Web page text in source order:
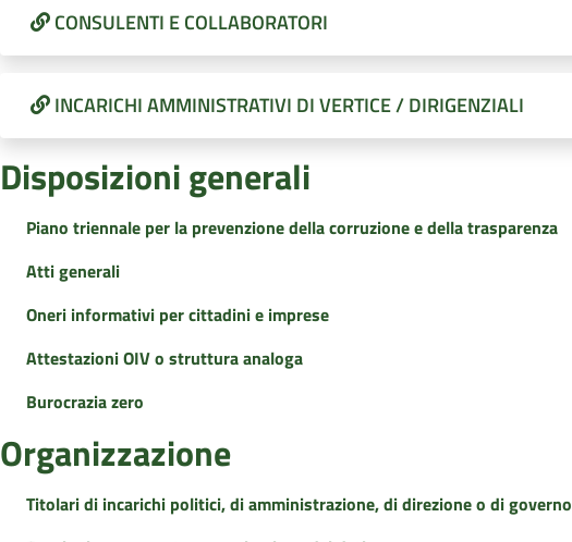
CONSULENTI E COLLABORATORI
INCARICHI AMMINISTRATIVI DI VERTICE / DIRIGENZIALI
Disposizioni generali
Piano triennale per la prevenzione della corruzione e della trasparenza
Atti generali
Oneri informativi per cittadini e imprese
Attestazioni OIV o struttura analoga
Burocrazia zero
Organizzazione
Titolari di incarichi politici, di amministrazione, di direzione o di governo